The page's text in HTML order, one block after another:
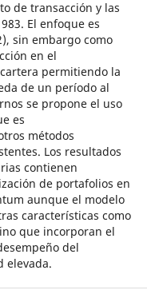
de transacción y las
El enfoque es
sin embargo como
en el
permitiendo la
de un período al
se propone el uso
es
métodos
Los resultados
contienen
de portafolios en
aunque el modelo
características como
que incorporan el
del
elevada.